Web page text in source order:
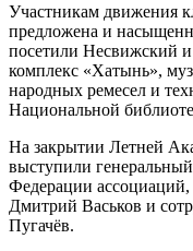
Участникам движения
предложена и
посетили Несвижский
комплекс «Хатынь»,
народных ремесел и
Национальной
На закрытии Летней
выступили
Федерации
Дмитрий Васьков и
Пугачёв.